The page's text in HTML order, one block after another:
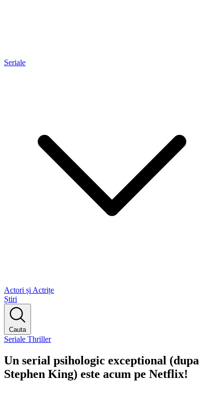
Seriale
Actori și Actrițe
Știri
Cauta
Seriale Thriller
Un serial psihologic exceptional (dupa
Stephen King) este acum pe Netflix!